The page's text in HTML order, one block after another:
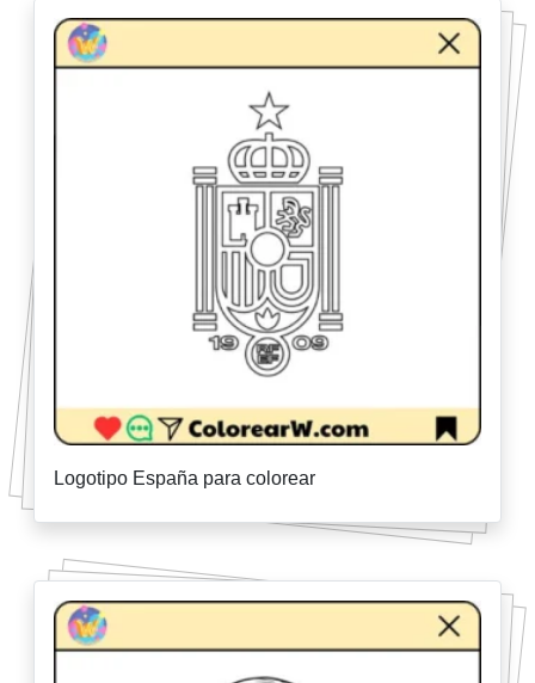
Logotipo España para colorear